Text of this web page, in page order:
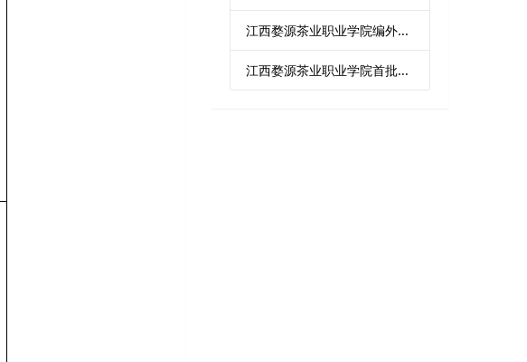
江西婺源茶业职业学院编外...
江西婺源茶业职业学院首批...